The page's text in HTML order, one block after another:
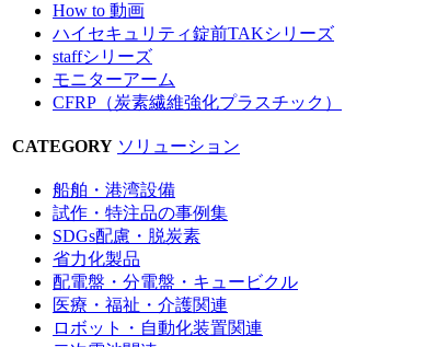
How to 動画
ハイセキュリティ錠前TAKシリーズ
staffシリーズ
モニターアーム
CFRP（炭素繊維強化プラスチック）
CATEGORY ソリューション
船舶・港湾設備
試作・特注品の事例集
SDGs配慮・脱炭素
省力化製品
配電盤・分電盤・キュービクル
医療・福祉・介護関連
ロボット・自動化装置関連